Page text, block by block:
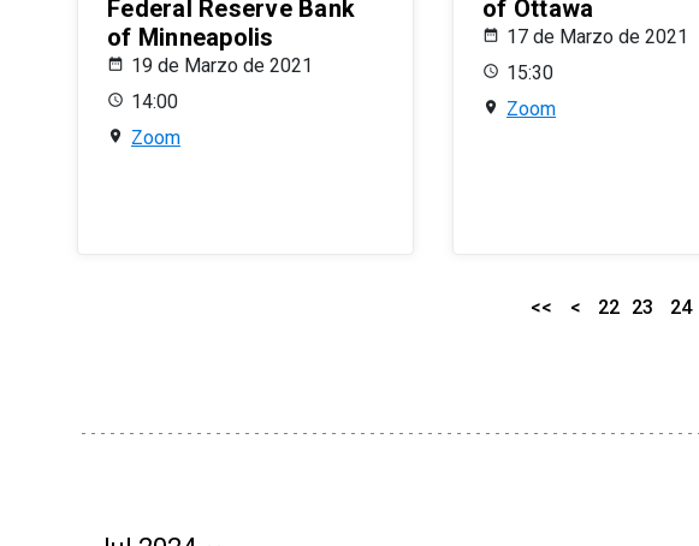
Federal Reserve Bank
of Minneapolis
19 de Marzo de 2021
14:00
Zoom
of Ottawa
17 de Marzo de 2021
15:30
Zoom
<< < 22 23 24